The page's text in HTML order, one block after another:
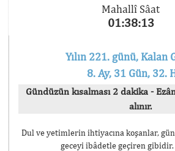
Mahallî Sâat
01:38:13
Yılın 221. günü, Kalan
8. Ay, 31 Gün, 32.
Gündüzün kısalması 2 dakika -
alınır.
Dul ve yetimlerin ihtiyacına koşanlar,
geceyi ibâdetle geçiren